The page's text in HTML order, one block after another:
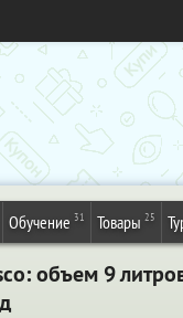
Обучение 31 Товары 25
объем 9